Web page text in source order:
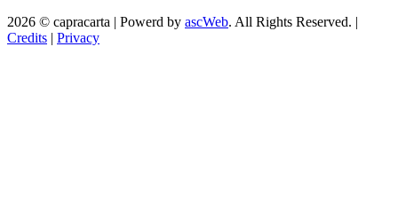
2026 © capracarta | Powerd by ascWeb. All Rights Reserved. |
Credits | Privacy